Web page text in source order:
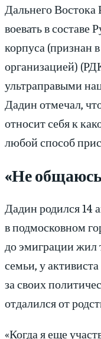
Дальнего Востока
воевать в составе
корпуса (признан
организацией)
ультраправыми
Дадин отмечал,
относит себя к
любой способ
«Не
Дадин родился 14
в подмосковном
до эмиграции жил
семьи, у
за своих
отдалился от
«Когда я еще